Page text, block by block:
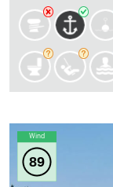
Wind
89